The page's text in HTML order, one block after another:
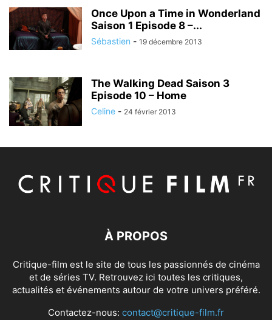
Once Upon a Time in Wonderland
Saison 1 Episode 8 –...
Sébastien - 19 décembre 2013
The Walking Dead Saison 3
Episode 10 – Home
Celine - 24 février 2013
À PROPOS
Critique-film est le site de tous les passionnés de cinéma
et de séries TV. Retrouvez ici toutes les critiques,
actualités et événements autour de votre univers préféré.
Contactez-nous: contact@critique-film.fr